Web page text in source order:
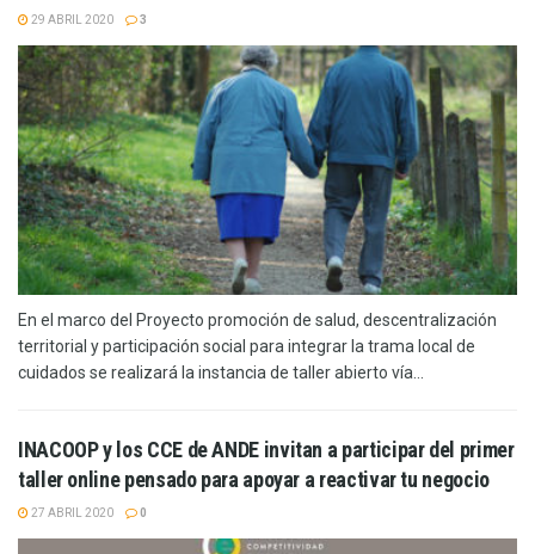
29 ABRIL 2020 3
En el marco del Proyecto promoción de salud, descentralización
territorial y participación social para integrar la trama local de
cuidados se realizará la instancia de taller abierto vía...
INACOOP y los CCE de ANDE invitan a participar del primer
taller online pensado para apoyar a reactivar tu negocio
27 ABRIL 2020 0